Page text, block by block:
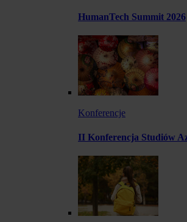
HumanTech Summit 2026
Konferencje
II Konferencja Studiów